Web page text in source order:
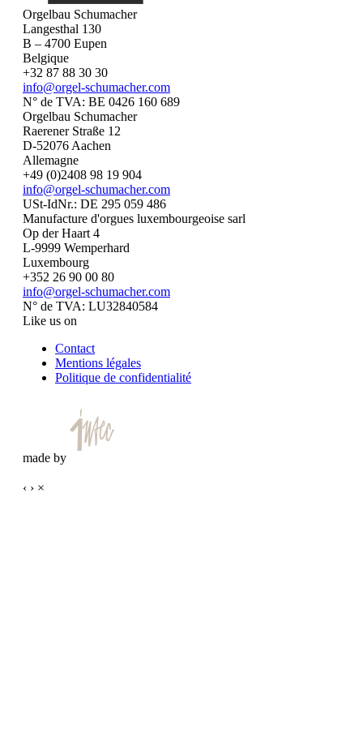
Orgelbau Schumacher
Langesthal 130
B – 4700 Eupen
Belgique
+32 87 88 30 30
info@orgel-schumacher.com
N° de TVA: BE 0426 160 689
Orgelbau Schumacher
Raerener Straße 12
D-52076 Aachen
Allemagne
+49 (0)2408 98 19 904
info@orgel-schumacher.com
USt-IdNr.: DE 295 059 486
Manufacture d'orgues luxembourgeoise sarl
Op der Haart 4
L-9999 Wemperhard
Luxembourg
+352 26 90 00 80
info@orgel-schumacher.com
N° de TVA: LU32840584
Like us on
Contact
Mentions légales
Politique de confidentialité
made by
‹ › ×